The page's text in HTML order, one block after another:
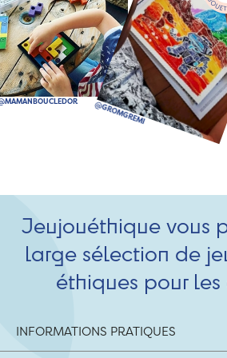
Jeujouéthique vous
large sélection de
éthiques pour les
INFORMATIONS PRATIQUES